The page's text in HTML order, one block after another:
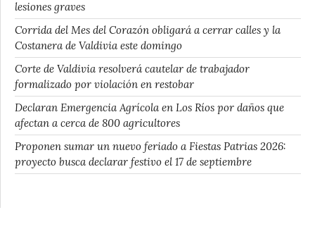
lesiones graves
Corrida del Mes del Corazón obligará a cerrar calles y la
Costanera de Valdivia este domingo
Corte de Valdivia resolverá cautelar de trabajador
formalizado por violación en restobar
Declaran Emergencia Agrícola en Los Ríos por daños que
afectan a cerca de 800 agricultores
Proponen sumar un nuevo feriado a Fiestas Patrias 2026:
proyecto busca declarar festivo el 17 de septiembre